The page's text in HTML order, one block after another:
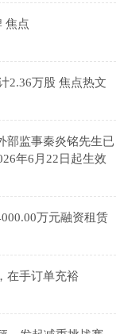
焦点
2.36万股 焦点热文
部监事秦炎铭先生已
年6月22日起生效
万元融资租赁
在手订单充裕